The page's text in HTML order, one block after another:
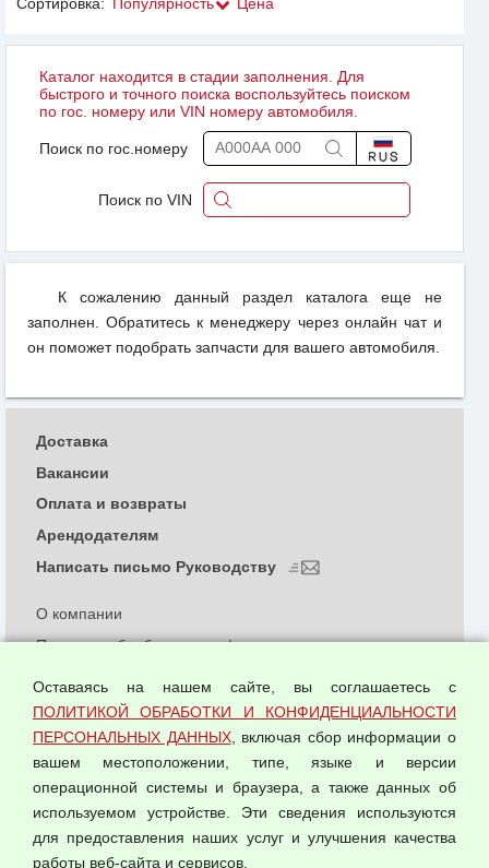
Каталог находится в стадии заполнения. Для
быстрого и точного поиска воспользуйтесь поиском
по гос. номеру или VIN номеру автомобиля.
Поиск по гос.номеру
Поиск по VIN
К сожалению данный раздел каталога еще не
заполнен. Обратитесь к менеджеру через онлайн чат и
он поможет подобрать запчасти для вашего автомобиля.
© 2026 ООО "Феникс"
О компании
Политика обработки и конфиденциальности
Согласием на обработку персональных данных
Оферта оптовой купли-продажи
Публичная оферта
Доставка
Вакансии
Оплата и возвраты
Арендодателям
Написать письмо Руководству
Оставаясь на нашем сайте, вы соглашаетесь с
ПОЛИТИКОЙ ОБРАБОТКИ И КОНФИДЕНЦИАЛЬНОСТИ
ПЕРСОНАЛЬНЫХ ДАННЫХ, включая сбор информации о
вашем местоположении, типе, языке и версии
операционной системы и браузера, а также данных об
используемом устройстве. Эти сведения используются
для предоставления наших услуг и улучшения качества
работы веб-сайта и сервисов.